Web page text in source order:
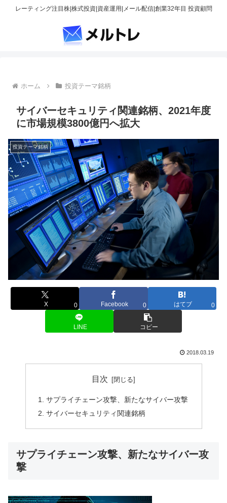
レーティング注目株|株式投資|資産運用|メール配信|創業32年目 投資顧問
ホーム 投資テーマ銘柄
サイバーセキュリティ関連銘柄、2021年度
に市場規模3800億円へ拡大
投資テーマ銘柄
X 0 Facebook 0 はてブ 0
LINE コピー
2018.03.19
目次
サプライチェーン攻撃、新たなサイバー攻撃
サイバーセキュリティ関連銘柄
サプライチェーン攻撃、新たなサイバー攻
撃